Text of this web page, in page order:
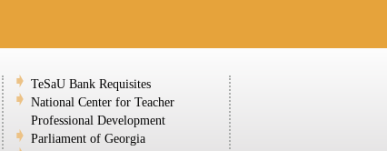
TeSaU Bank Requisites
National Center for Teacher
Professional Development
Parliament of Georgia